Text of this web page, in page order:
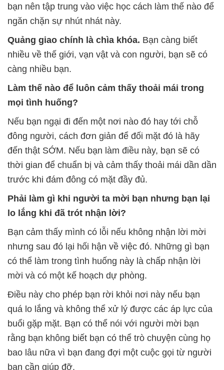
bạn nên tập trung vào việc học cách làm thế nào để
ngăn chặn sự nhút nhát này.
Quảng giao chính là chìa khóa. Bạn càng biết
nhiều về thế giới, vạn vật và con người, bạn sẽ có
càng nhiều bạn.
Làm thế nào để luôn cảm thấy thoải mái trong
mọi tình huống?
Nếu bạn ngại đi đến một nơi nào đó hay tới chỗ
đông người, cách đơn giản để đối mặt đó là hãy
đến thật SỚM. Nếu bạn làm điều này, bạn sẽ có
thời gian để chuẩn bị và cảm thấy thoải mái dần dần
trước khi đám đông có mặt đầy đủ.
Phải làm gì khi người ta mời bạn nhưng bạn lại
lo lắng khi đã trót nhận lời?
Bạn cảm thấy mình có lỗi nếu không nhận lời mời
nhưng sau đó lại hối hận về việc đó. Những gì bạn
có thể làm trong tình huống này là chấp nhận lời
mời và có một kế hoạch dự phòng.
Điều này cho phép bạn rời khỏi nơi này nếu bạn
quá lo lắng và không thể xử lý được các áp lực của
buổi gặp mặt. Bạn có thể nói với người mời bạn
rằng bạn không biết bạn có thể trò chuyện cùng họ
bao lâu nữa vì bạn đang đợi một cuộc gọi từ người
bạn cần giúp đỡ.